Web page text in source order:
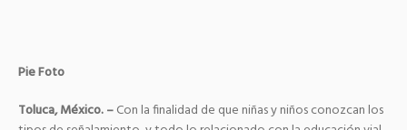
Pie Foto
Toluca, México. –Con la finalidad de que niñas y niños conozcan los